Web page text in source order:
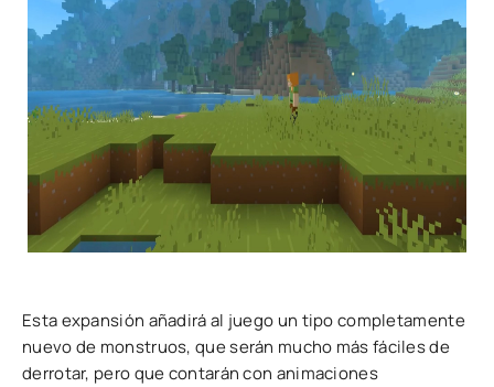
Esta expansión añadirá al juego un tipo completamente
nuevo de monstruos, que serán mucho más fáciles de
derrotar, pero que contarán con animaciones